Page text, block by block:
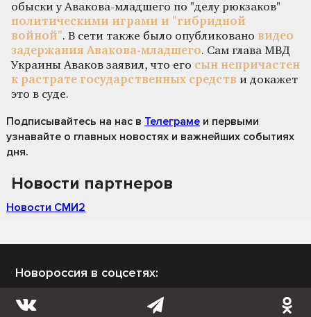
обыски у Авакова-младшего по "делу рюкзаков"
политическими играми и "гибридной
войной". В сети также было опубликовано видео
задержания Авакова-младшего. Сам глава МВД
Украины Аваков заявил, что его сын непричастен
к растрате государственных средств и докажет
это в суде.
Подписывайтесь на нас в Телеграме и первыми
узнавайте о главных новостях и важнейших событиях
дня.
Новости партнеров
Новости СМИ2
Новороссия в соцсетях: